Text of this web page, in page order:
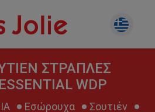
ΣΤΡΑΠΛΕΣ
WDP
Εσώρουχα Σουτιέν